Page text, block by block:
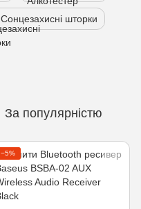
Сонцезахисні шторки
За популярністю
−5%